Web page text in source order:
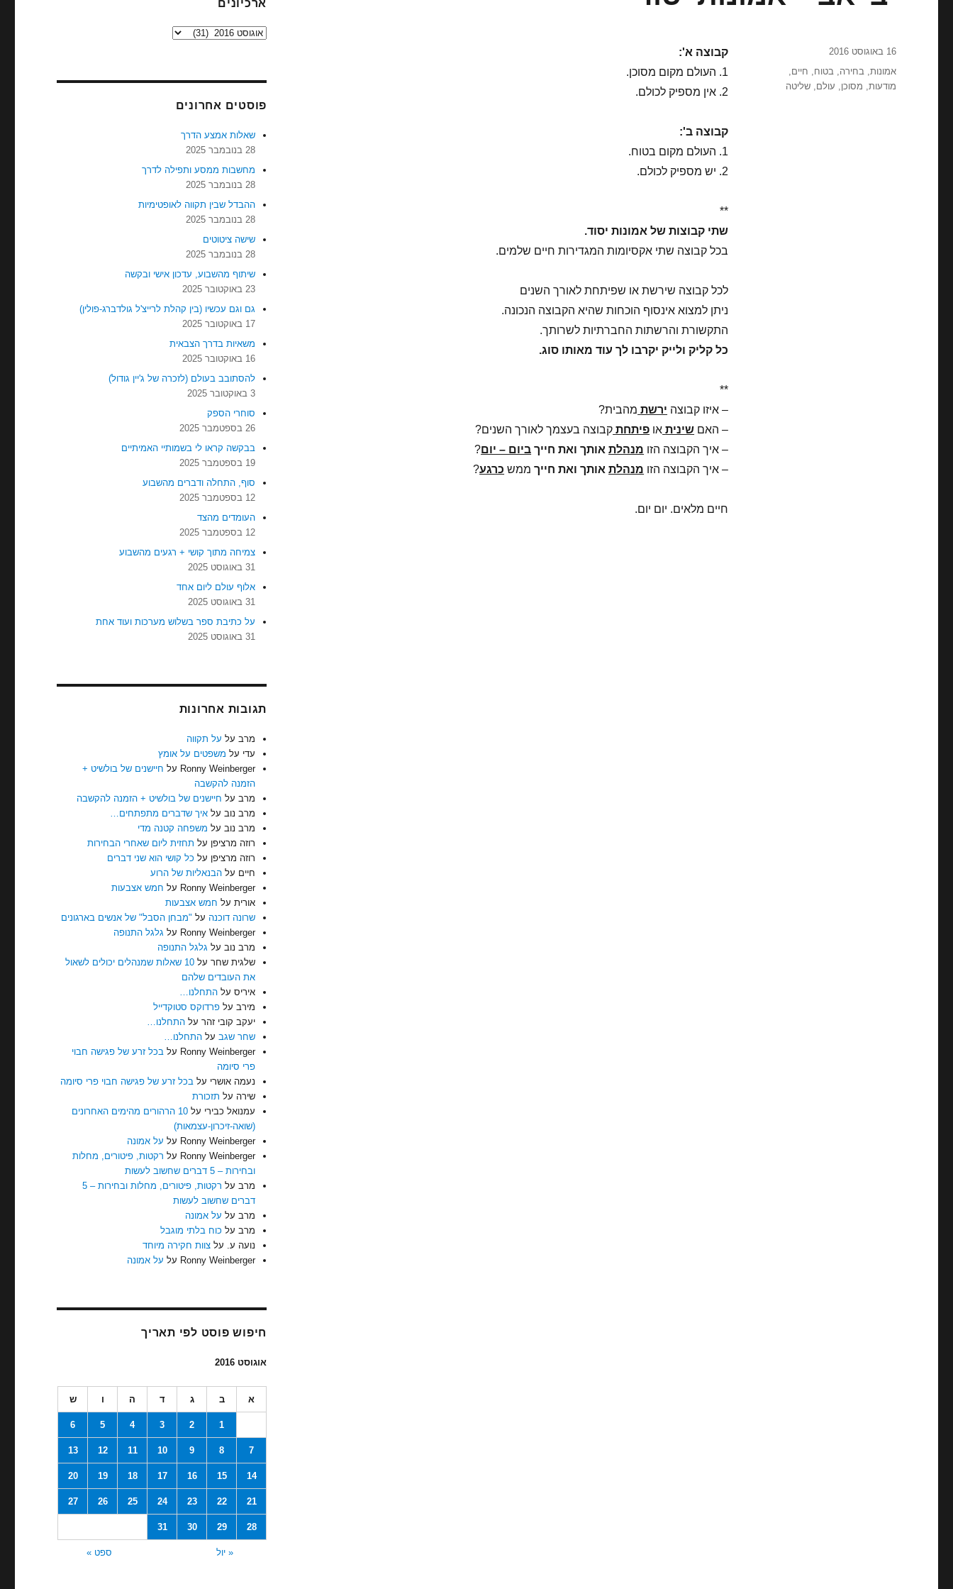
קבוצה א':
1. העולם מקום מסוכן.
2. אין מספיק לכולם.
קבוצה ב':
1. העולם מקום בטוח.
2. יש מספיק לכולם.
**
שתי קבוצות של אמונות יסוד.
בכל קבוצה שתי אקסיומות המגדירות חיים שלמים.
לכל קבוצה שירשת או שפיתחת לאורך השנים
ניתן למצוא אינסוף הוכחות שהיא הקבוצה הנכונה.
התקשורת והרשתות החברתיות לשרותך.
כל קליק ולייק יקרבו לך עוד מאותו סוג.
**
– איזו קבוצה ירשת מהבית?
– האם שינית או פיתחת קבוצה בעצמך לאורך השנים?
– איך הקבוצה הזו מנהלתאותך ואת חייך ביום – יום?
– איך הקבוצה הזו מנהלתאותך ואת חייךממש כרגע?
חיים מלאים. יום יום.
פורסם
16 באוגוסט 2016
תגיות
אמונות,בחירה,בטוח, חיים,
מודעות, מסוכן, עולם,שליטה
ארכיונים
ארכיונים
פוסטים אחרונים
שאלות אמצע הדרך
28 בנובמבר 2025
מחשבות ממסע ותפילה לדרך
28 בנובמבר 2025
ההבדל שבין תקווה לאופטימיות
28 בנובמבר 2025
שישה ציטוטים
28 בנובמבר 2025
שיתוף מהשבוע, עדכון אישי ובקשה
23 באוקטובר 2025
גם וגם עכשיו (בין קהלת לרייצ'ל גולדברג-פולין)
17 באוקטובר 2025
משאיות בדרך הצבאית
16 באוקטובר 2025
להסתובב בעולם (לזכרה של ג'יין גודול)
3 באוקטובר 2025
סוחרי הספק
26 בספטמבר 2025
בבקשה קראו לי בשמותיי האמיתיים
19 בספטמבר 2025
סוף, התחלה ודברים מהשבוע
12 בספטמבר 2025
העומדים מהצד
12 בספטמבר 2025
צמיחה מתוך קושי + רגעים מהשבוע
31 באוגוסט 2025
אלוף עולם ליום אחד
31 באוגוסט 2025
על כתיבת ספר בשלוש מערכות ועוד אחת
31 באוגוסט 2025
תגובות אחרונות
מרב על על תקווה
עדי על משפטים על אומץ
Ronny Weinberger על חיישנים של בולשיט +
הזמנה להקשבה
מרב על חיישנים של בולשיט + הזמנה להקשבה
מרב נוב עלאיך שדברים מתפתחים…
מרב נוב על משפחה קטנה מדי
רוזה מרציפן על תחזית ליום שאחרי הבחירות
רוזה מרציפן על כל קושי הוא שני דברים
חיים עלהבנאליות של הרוע
Ronny Weinberger על חמש אצבעות
אורית על חמש אצבעות
שרונה דוכנה על "מבחן הסבל" של אנשים בארגונים
Ronny Weinberger על גלגל התנופה
מרב נוב על גלגל התנופה
שלגית שחר על
10 שאלות שמנהלים יכולים לשאול
את העובדים שלהם
איריס עלהתחלנו…
מירב עלפרדוקס סטוקדייל
יעקב קובי זהר עלהתחלנו…
שחר שגב עלהתחלנו…
Ronny Weinberger עלבכל זרע של פגישה חבוי
פרי סיומה
נעמה אושרי עלבכל זרע של פגישה חבוי פרי סיומה
שירה על תזכורת
עמנואל כבירי על
10 הרהורים מהימים האחרונים
(שואה-זיכרון-עצמאות)
Ronny Weinberger על על אמונה
Ronny Weinberger על רקטות, פיטורים, מחלות
ובחירות – 5 דברים שחשוב לעשות
מרב על
רקטות, פיטורים, מחלות ובחירות – 5
דברים שחשוב לעשות
מרב על על אמונה
מרב על כוח בלתי מוגבל
נועה ע. עלצוות חקירה מיוחד
Ronny Weinberger על על אמונה
חיפוש פוסט לפי תאריך
אוגוסט 2016
א ב ג ד ה ו ש
1
2
3
4
5
6
7
8
9
10
11
12
13
14
15
16
17
18
19
20
21
22
23
24
25
26
27
28
29
30
31
« יול ספט »